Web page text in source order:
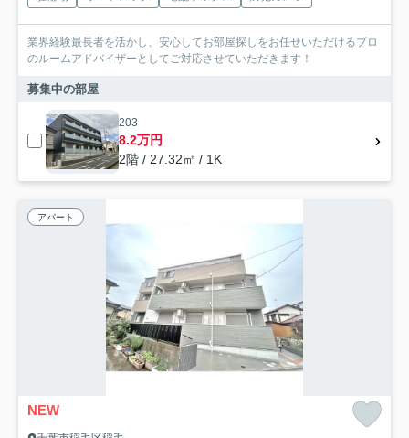
業界経験最長者を活かし、安心してお部屋探しをお任せいただけるプロ
のルームアドバイザーとしてご対応させていただきます！
募集中の部屋
203
8.2万円
2階 / 27.32㎡ / 1K
アパート
NEW